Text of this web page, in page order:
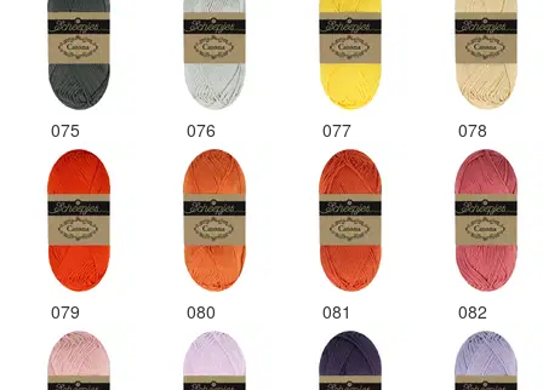
075 076 077 078
079 080 081 082